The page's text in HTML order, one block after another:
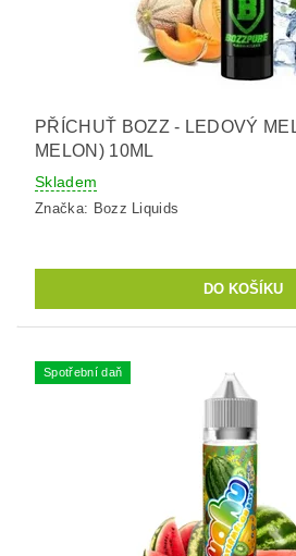
PŘÍCHUŤ BOZZ - LEDOVÝ
MELON) 10ML
Skladem
Značka: Bozz Liquids
Spotřební daň